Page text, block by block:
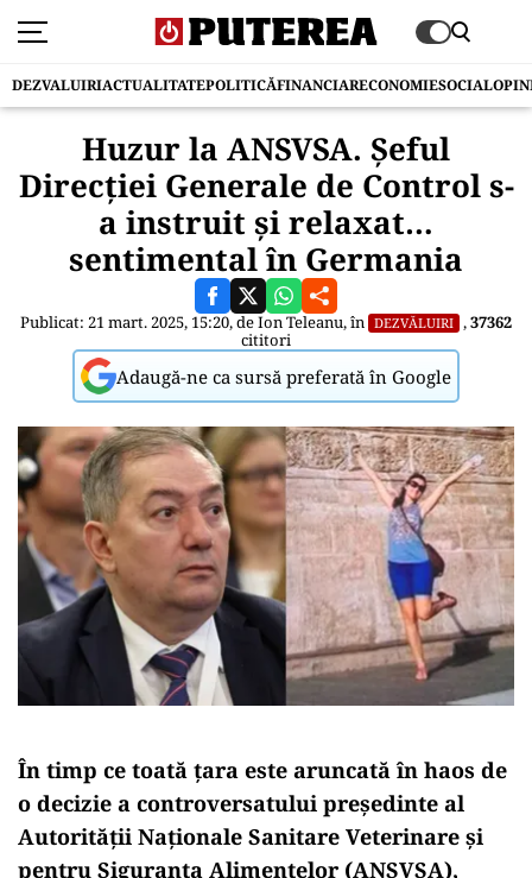
DEZVALUIRIACTUALITATEPOLITICĂFINANCIARECONOMIESOCIAL
Huzur la ANSVSA. Șeful
Direcției Generale de Control s-
a instruit și relaxat…
sentimental în Germania
Publicat: 21 mart. 2025, 15:20, deIon Teleanu, în DEZVĂLUIRI ,37362
cititori
Adaugă-ne ca sursă preferată în Google
În timp ce toată țara este aruncată în haos de
o decizie a controversatului președinte al
Autorității Naționale Sanitare Veterinare și
pentru Siguranța Alimentelor (ANSVSA),